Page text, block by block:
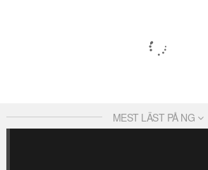
MEST LÄST PÅ NG